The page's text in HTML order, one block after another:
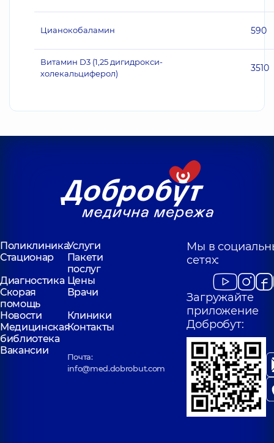
Цианокобаламин 590
Витамин D3 (1,25 дигидрокси-
холекальциферол)
3510
ПоликлиникаУслуги
Стационар
Пакети
послуг
Диагностика Цены
Скорая
помощь
Врачи
Новости
Клиники
Медицинская
библиотека
Контакты
Вакансии
Почта:
info@med.dobrobut.com
Мы в
сетях:
Загружайте
приложение
Добробут: